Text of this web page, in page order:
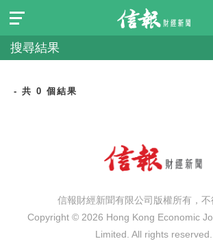
搜尋結果
- 共 0 個結果
信報財經新聞有限公司版權所有，不
Copyright © 2026 Hong Kong Economic
Limited. All rights reserved.